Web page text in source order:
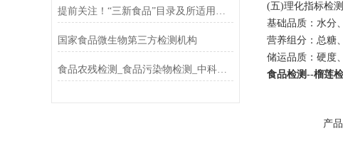
提前关注！“三新食品”目录及所适用的食品安全国家标准将明确
国家食品微生物第三方检测机构
食品农残检测_食品污染物检测_中科检测
(五)理化指标检测
基础品质：水分
营养组分：总糖
储运品质：硬度
食品检测--榴莲
产品